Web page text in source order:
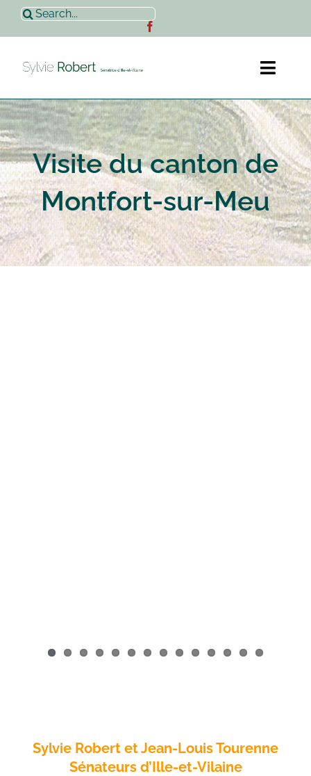
Passer
contenu
Rechercher:
Accueil
Sylvie Robert
Actualités
Contact
Visite du canton de
Montfort-sur-Meu
Sylvie Robert et Jean-Louis Tourenne
Sénateurs d’Ille-et-Vilaine